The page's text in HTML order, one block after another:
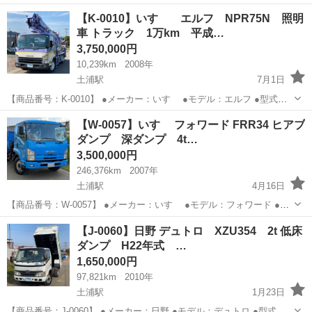
ー名： ＢＭＷアルピナ ■ 車種名： Ｂ３ ■ グレード名： Ｓ
ビターボ カブリオ ■ 排気量： 3000cc ■ ドア枚数： オープ...
茨城 稲敷郡
【K-0010】いすゞ エルフ NPR75N 照明
車 トラック 1万km 平成…
3,750,000円
10,239km
2008年
土浦駅
7月1日
【商品番号：K-0010】 ●メーカー：いすゞ ●モデル：エルフ ●型式：
NPR75N ●走行距離：10,239km ●初度登録年月：平成20年3月 ●乗車定
員：2人 ●原動機の型式：4HK1 ターボインター...
茨城 稲敷郡 その他
【W-0057】いすゞ フォワード FRR34 ヒアブ
ダンプ 深ダンプ 4t…
3,500,000円
246,376km
2007年
土浦駅
4月16日
【商品番号：W-0057】 ●メーカー：いすゞ ●モデル：フォワード ●型
式：FRR34 ●走行距離：246,376km ●最大積載量：2,300kg ●初度登録
年月：平成19年11月 ●乗車定員：3人 ●原...
茨城 稲敷郡 その他 ヒアブ
【J-0060】日野 デュトロ XZU354 2t 低床
ダンプ H22年式 …
1,650,000円
97,821km
2010年
土浦駅
1月23日